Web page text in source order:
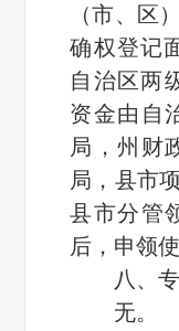
（市、区
确权登记
自治区两
资金由自
局，州财
局，县市
县市分管
后，申领使
八、
无。